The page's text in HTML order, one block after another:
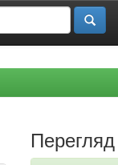
Перегляд